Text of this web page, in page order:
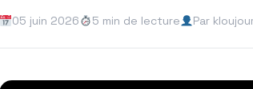
05 juin 2026 5 min de lecture Par